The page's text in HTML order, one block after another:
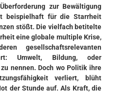
zur Bewältigung
beispielhaft für die Starrheit
stößt. Die vielfach betitelte
eine globale multiple Krise,
gesellschaftsrelevanten
Umwelt, Bildung, oder
nennen. Doch wo Politik ihre
verliert, blüht
der Stunde auf. Als Kraft, die